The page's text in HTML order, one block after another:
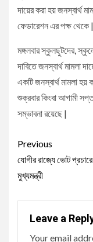
দায়ের করা হয় জনস্বার্থ
ফেডারেশন এর পক্ষ থেকে |
মঙ্গলবার স্কুলছুটদের,
দাবিতে জনস্বার্থ মামলা
একটি জনস্বার্থ মামলা হয়
শুক্রবার কিংবা আগামী
সম্ভাবনা রয়েছে |
Continue
Reading
Previous
যোগীর রাজ্যে ভোট প্রচারে
মুখ্যমন্ত্রী
Leave a
Your email